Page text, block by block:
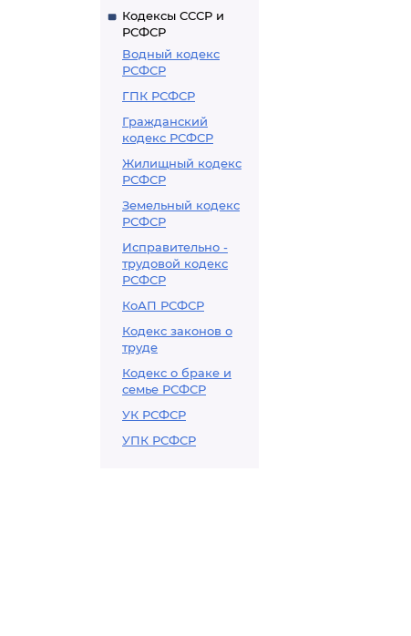
Кодексы СССР и
РСФСР
Водный кодекс
РСФСР
ГПК РСФСР
Гражданский
кодекс РСФСР
Жилищный кодекс
РСФСР
Земельный кодекс
РСФСР
Исправительно -
трудовой кодекс
РСФСР
КоАП РСФСР
Кодекс законов о
труде
Кодекс о браке и
семье РСФСР
УК РСФСР
УПК РСФСР